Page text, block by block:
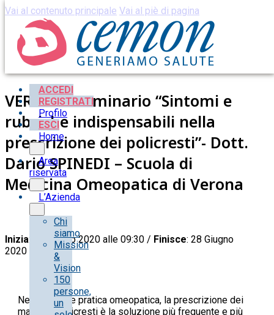
Vai al contenuto principale Vai al piè di pagina
ACCEDI
REGISTRATI
Profilo
ESCI
Home
Area
riservata
L’Azienda
Chi
siamo
Mission
&
Vision
150
persone,
un
VERONA- Seminario “Sintomi e
rubriche indispensabili nella
prescrizione dei policresti”- Dott.
Dario SPINEDI – Scuola di
Medicina Omeopatica di Verona
Inizia: 27 Giugno 2020 alle 09:30 / Finisce: 28 Giugno
2020 alle 17:00
Nella comune pratica omeopatica, la prescrizione dei
maggiori policresti è la soluzione più frequente e più